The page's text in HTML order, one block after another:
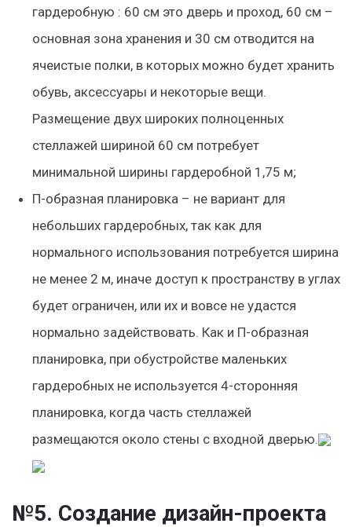
гардеробную : 60 см это дверь и проход, 60 см –
основная зона хранения и 30 см отводится на
ячеистые полки, в которых можно будет хранить
обувь, аксессуары и некоторые вещи.
Размещение двух широких полноценных
стеллажей шириной 60 см потребует
минимальной ширины гардеробной 1,75 м;
П-образная планировка – не вариант для
небольших гардеробных, так как для
нормального использования потребуется ширина
не менее 2 м, иначе доступ к пространству в углах
будет ограничен, или их и вовсе не удастся
нормально задействовать. Как и П-образная
планировка, при обустройстве маленьких
гардеробных не используется 4-сторонняя
планировка, когда часть стеллажей
размещаются около стены с входной дверью.
№5. Создание дизайн-проекта